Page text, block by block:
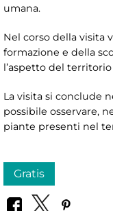
umana.
Nel corso della visita
formazione e della
l’aspetto del
La visita si conclude
possibile osservare,
piante presenti nel
Gratis